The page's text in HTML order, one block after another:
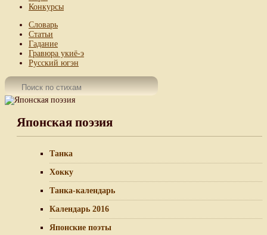
Конкурсы
Словарь
Статьи
Гадание
Гравюра укиё-э
Русский югэн
Японская поэзия
Танка
Хокку
Танка-календарь
Календарь 2016
Японские поэты